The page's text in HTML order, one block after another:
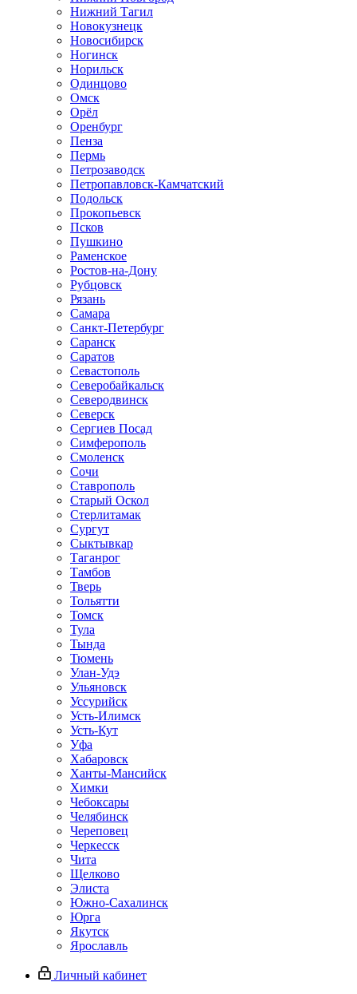
Нижний Тагил
Новокузнецк
Новосибирск
Ногинск
Норильск
Одинцово
Омск
Орёл
Оренбург
Пенза
Пермь
Петрозаводск
Петропавловск-Камчатский
Подольск
Прокопьевск
Псков
Пушкино
Раменское
Ростов-на-Дону
Рубцовск
Рязань
Самара
Санкт-Петербург
Саранск
Саратов
Севастополь
Северобайкальск
Северодвинск
Северск
Сергиев Посад
Симферополь
Смоленск
Сочи
Ставрополь
Старый Оскол
Стерлитамак
Сургут
Сыктывкар
Таганрог
Тамбов
Тверь
Тольятти
Томск
Тула
Тында
Тюмень
Улан-Удэ
Ульяновск
Уссурийск
Усть-Илимск
Усть-Кут
Уфа
Хабаровск
Ханты-Мансийск
Химки
Чебоксары
Челябинск
Череповец
Черкесск
Чита
Щелково
Элиста
Южно-Сахалинск
Юрга
Якутск
Ярославль
Личный кабинет